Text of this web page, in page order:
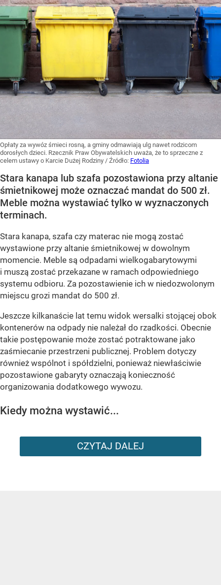
Opłaty za wywóz śmieci rosną, a gminy odmawiają ulg nawet rodzicom
dorosłych dzieci. Rzecznik Praw Obywatelskich uważa, że to sprzeczne z
celem ustawy o Karcie Dużej Rodziny / Źródło: Fotolia
Stara kanapa lub szafa pozostawiona przy altanie
śmietnikowej może oznaczać mandat do 500 zł.
Meble można wystawiać tylko w wyznaczonych
terminach.
Stara kanapa, szafa czy materac nie mogą zostać
wystawione przy altanie śmietnikowej w dowolnym
momencie. Meble są odpadami wielkogabarytowymi
i muszą zostać przekazane w ramach odpowiedniego
systemu odbioru. Za pozostawienie ich w niedozwolonym
miejscu grozi mandat do 500 zł.
Jeszcze kilkanaście lat temu widok wersalki stojącej obok
kontenerów na odpady nie należał do rzadkości. Obecnie
takie postępowanie może zostać potraktowane jako
zaśmiecanie przestrzeni publicznej. Problem dotyczy
również wspólnot i spółdzielni, ponieważ niewłaściwie
pozostawione gabaryty oznaczają konieczność
organizowania dodatkowego wywozu.
Kiedy można wystawić...
CZYTAJ DALEJ